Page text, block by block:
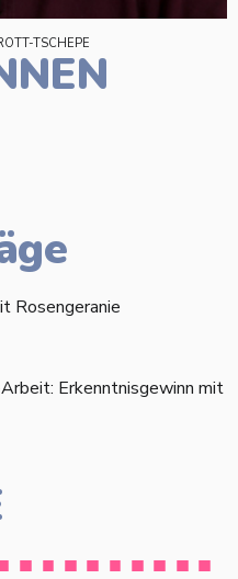
TSCHEPE
Rosengeranie
Erkenntnisgewinn mit